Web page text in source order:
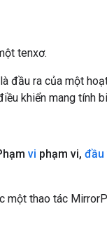
tenxơ.
đầu ra của một
khiển mang tính
vi phạm vi, đầu
thao tác